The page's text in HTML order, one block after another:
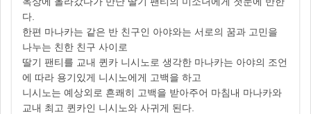
다.
한편 마나카는 같은 반 친구인 아야와는 서로의 꿈과 고민을
나누는 친한 친구 사이로
딸기 팬티를 교내 퀸카 니시노로 생각한 마나카는 아야의 조언
에 따라 용기있게 니시노에게 고백을 하고
니시노는 예상외로 흔쾌히 고백을 받아주어 마침내 마나카와
교내 최고 퀸카인 니시노와 사귀게 된다.